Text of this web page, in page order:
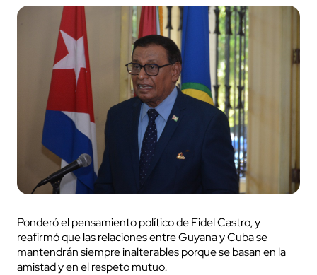
Ponderó el pensamiento político de Fidel Castro, y
reafirmó que las relaciones entre Guyana y Cuba se
mantendrán siempre inalterables porque se basan en la
amistad y en el respeto mutuo.